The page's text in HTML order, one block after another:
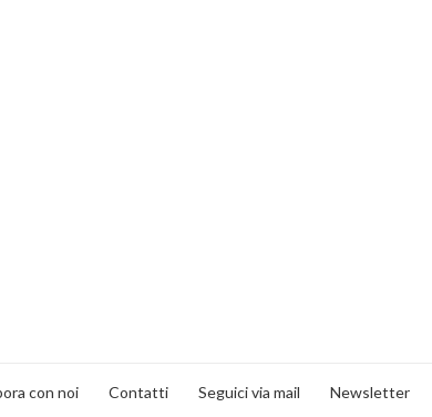
con noi Contatti Seguici via mail Newsletter